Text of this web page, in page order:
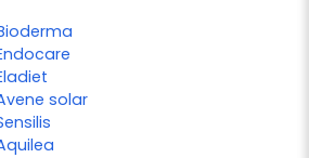
solar